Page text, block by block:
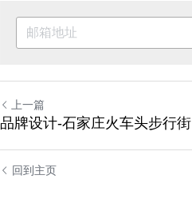
上一篇
品牌设计-石家庄火车头步行街
回到主页